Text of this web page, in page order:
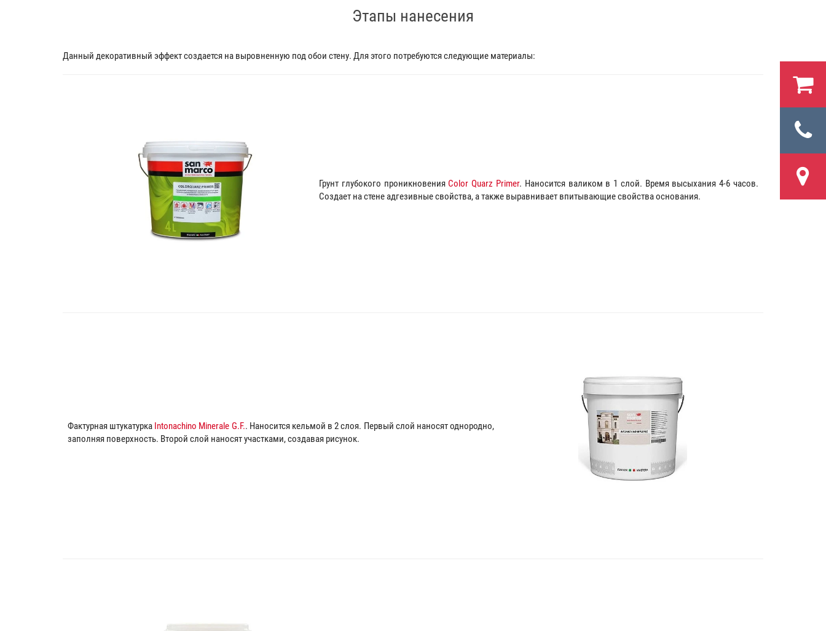
Этапы нанесения
Данный декоративный эффект создается на выровненную под обои стену. Для этого потребуются следующие материалы:
Грунт глубокого проникновенияColor Quarz Primer. Наносится валиком в 1 слой. Время высыхания 4-6 часов.
Создает на стене адгезивные свойства, а также выравнивает впитывающие свойства основания.
Фактурная штукатурка Intonachino Minerale G.F.. Наносится кельмой в 2 слоя. Первый слой наносят однородно,
заполняя поверхность. Второй слой наносят участками, создавая рисунок.